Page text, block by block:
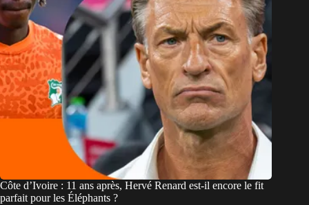
Côte d’Ivoire : 11 ans après, Hervé Renard est-il encore le fit
parfait pour les Éléphants ?